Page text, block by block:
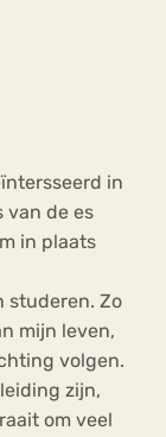
in
van de es
in plaats
studeren. Zo
mijn leven,
volgen.
zijn,
om veel